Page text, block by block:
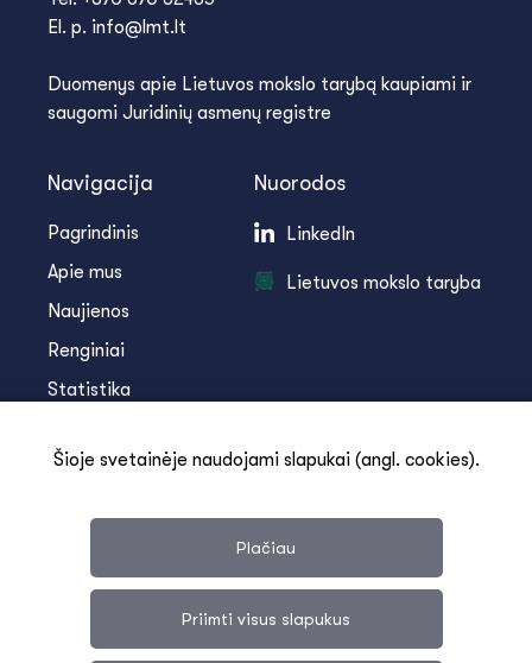
El. p. info@lmt.lt
Duomenys apie Lietuvos mokslo tarybą kaupiami ir
saugomi Juridinių asmenų registre
Navigacija
Pagrindinis
Apie mus
Naujienos
Renginiai
Statistika
Kontaktai
Nuorodos
LinkedIn
Lietuvos mokslo taryba
Šioje svetainėje naudojami slapukai (angl. cookies).
Plačiau
Priimti visus slapukus